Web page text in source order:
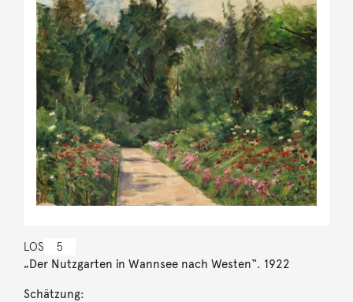
LOS 5
„Der Nutzgarten in Wannsee nach Westen“. 1922
Schätzung: